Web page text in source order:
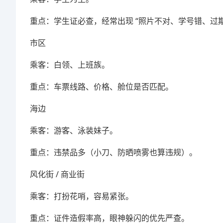
重点：学生证必查，经常出现 “照片不对、学号错、过
市区
乘客：白领、上班族。
重点：车票线路、价格、舱位是否匹配。
海边
乘客：游客、泳装妹子。
重点：违禁品多（小刀、防晒喷雾也算违规）。
风化街 / 商业街
乘客：打扮花哨，容易紧张。
重点：证件造假率高，眼神躲闪的优先严查。